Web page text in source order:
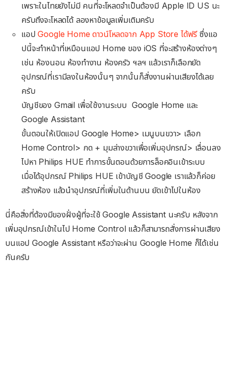
เพราะในไทยยังไม่มี คนที่จะโหลดจำเป็นต้องมี Apple ID US นะ
ครับถึงจะโหลดได้ ลองหาข้อมูลเพิ่มเติมครับ
แอปGoogle Home ดาวน์โหลดจาก App Store ได้ฟรีซึ่งแอ
ปนี้จะทำหน้าที่เหมือนแอป Home ของ iOS ที่จะสร้างห้องต่างๆ
เช่น ห้องนอน ห้องทำงาน ห้องครัว ฯลฯ แล้วเราก็เลือกยัด
อุปกรณ์ที่เรามีลงในห้องนั้นๆ จากนั้นก็สั่งงานผ่านเสียงได้เลย
ครับ
บัญชีของ Gmail เพื่อใช้งานระบบ Google Home และ
Google Assistant
ขั้นตอนให้เปิดแอป Google Home> เมนูบนขวา> เลือก
Home Control> กด + มุมล่างขวาเพื่อเพิ่มอุปกรณ์> เลื่อนลง
ไปหา Philips HUE ทำการขั้นตอนด้วยการล็อคอินเข้าระบบ
เมื่อได้อุปกรณ์ Philips HUE เข้าบัญชี Google เราแล้วก็ค่อย
สร้างห้อง แล้วนำอุปกรณ์ที่เพิ่มในด้านบน ยัดเข้าไปในห้อง
นี่คือสิ่งที่ต้องมีของฝั่งผู้ที่จะใช้ Google Assistant นะครับ หลังจาก
เพิ่มอุปกรณ์เข้าในไป Home Control แล้วก็สามารถสั่งการผ่านเสียง
บนแอป Google Assistant หรือว่าจะผ่าน Google Home ก็ได้เช่น
กันครับ